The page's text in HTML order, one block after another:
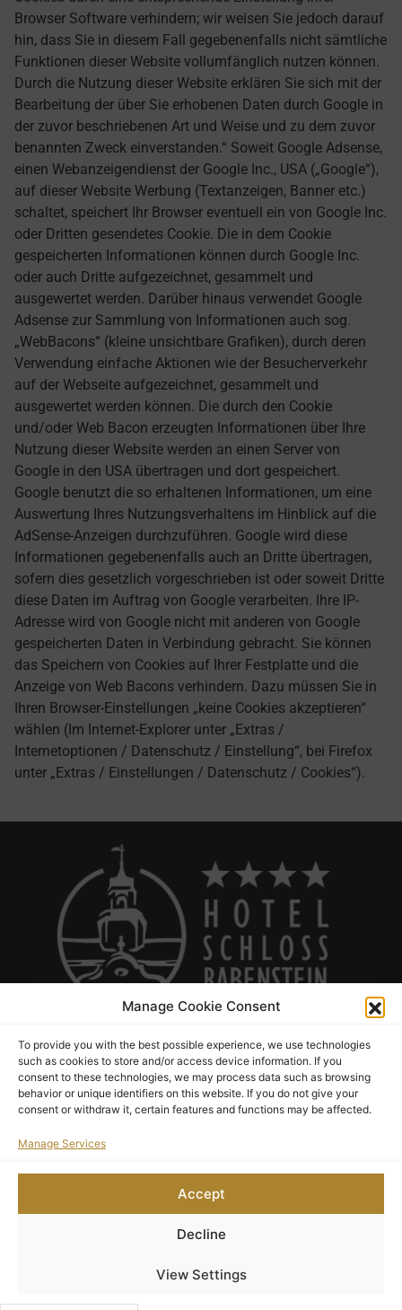
Manage Cookie Consent
To provide you with the best possible experience, we use technologies
such as cookies to store and/or access device information. If you
consent to these technologies, we may process data such as browsing
behavior or unique identifiers on this website. If you do not give your
consent or withdraw it, certain features and functions may be affected.
Manage Services
Accept
Decline
View Settings
Browser Software verhindern; wir weisen Sie jedoch darauf
hin, dass Sie in diesem Fall gegebenenfalls nicht sämtliche
Funktionen dieser Website vollumfänglich nutzen können.
Durch die Nutzung dieser Website erklären Sie sich mit der
Bearbeitung der über Sie erhobenen Daten durch Google in
der zuvor beschriebenen Art und Weise und zu dem zuvor
benannten Zweck einverstanden.“ Soweit Google Adsense,
einen Webanzeigendienst der Google Inc., USA („Google“),
auf dieser Website Werbung (Textanzeigen, Banner etc.)
schaltet, speichert Ihr Browser eventuell ein von Google Inc.
oder Dritten gesendetes Cookie. Die in dem Cookie
gespeicherten Informationen können durch Google Inc.
oder auch Dritte aufgezeichnet, gesammelt und
ausgewertet werden. Darüber hinaus verwendet Google
Adsense zur Sammlung von Informationen auch sog.
„WebBacons“ (kleine unsichtbare Grafiken), durch deren
Verwendung einfache Aktionen wie der Besucherverkehr
auf der Webseite aufgezeichnet, gesammelt und
ausgewertet werden können. Die durch den Cookie
und/oder Web Bacon erzeugten Informationen über Ihre
Nutzung dieser Website werden an einen Server von
Google in den USA übertragen und dort gespeichert.
Google benutzt die so erhaltenen Informationen, um eine
Auswertung Ihres Nutzungsverhaltens im Hinblick auf die
AdSense-Anzeigen durchzuführen. Google wird diese
Informationen gegebenenfalls auch an Dritte übertragen,
sofern dies gesetzlich vorgeschrieben ist oder soweit Dritte
diese Daten im Auftrag von Google verarbeiten. Ihre IP-
Adresse wird von Google nicht mit anderen von Google
gespeicherten Daten in Verbindung gebracht. Sie können
das Speichern von Cookies auf Ihrer Festplatte und die
Anzeige von Web Bacons verhindern. Dazu müssen Sie in
Ihren Browser-Einstellungen „keine Cookies akzeptieren“
wählen (Im Internet-Explorer unter „Extras /
Internetoptionen / Datenschutz / Einstellung“, bei Firefox
unter „Extras / Einstellungen / Datenschutz / Cookies“).
Hotel Schloss Rabenstein
14 Thomas-Müntzer-Höhe,
, 09117 Chemnitz
Legal Notice
Cookie Policy (EU)